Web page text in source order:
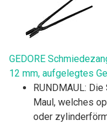
GEDORE
12 mm, aufgelegtes
RUNDMAUL:
Maul, welches
oder